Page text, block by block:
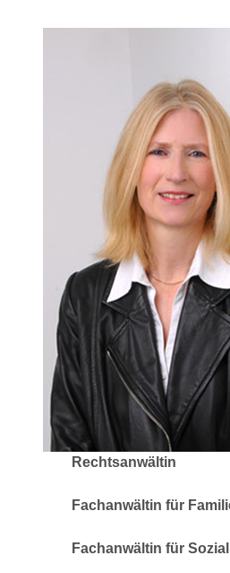
Rechtsanwältin
Fachanwältin für
Fachanwältin für